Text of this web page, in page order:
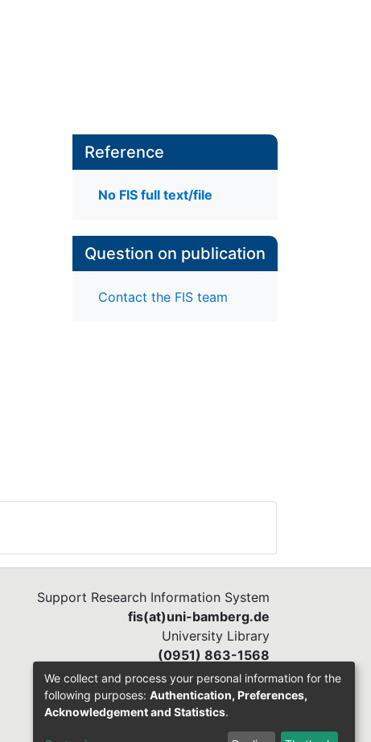
Reference
No FIS full text/file
Question on publication
Contact the FIS team
Support Research Information System
fis(at)uni-bamberg.de
University Library
(0951) 863-1568
We collect and process your personal information for the
following purposes: Authentication, Preferences,
Acknowledgement and Statistics.